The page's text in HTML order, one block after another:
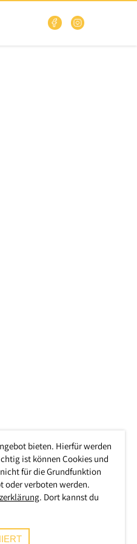
bieten. Hierfür werden
ist können Cookies und
für die Grundfunktion
oder verboten werden.
. Dort kannst du